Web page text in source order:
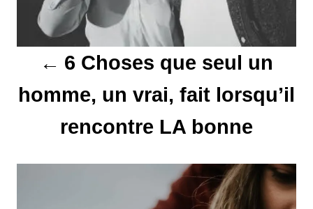
o
6 Choses que seul un
homme, un vrai, fait lorsqu’il
rencontre LA bonne